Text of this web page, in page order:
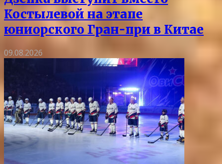
Костылевой на этапе
юниорского Гран-при в Китае
09.08.2026